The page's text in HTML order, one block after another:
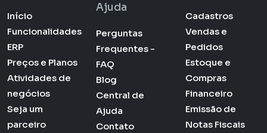
Início
Funcionalidades
ERP
Preços e Planos
Atividades de
negócios
Seja um
parceiro
Ajuda
Perguntas
Frequentes -
FAQ
Blog
Central de
Ajuda
Contato
Cadastros
Vendas e
Pedidos
Estoque e
Compras
Financeiro
Emissão de
Notas Fiscais